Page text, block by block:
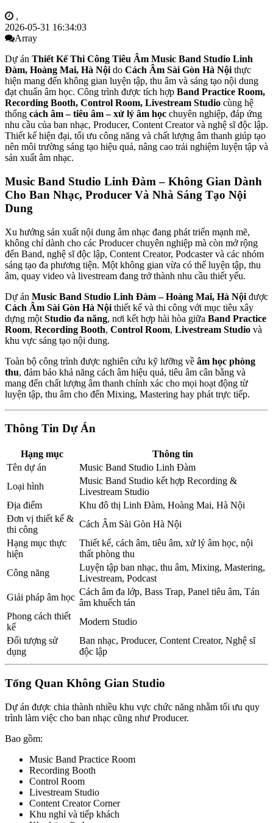
,
2026-05-31 16:34:03
Array
Dự án Thiết Kế Thi Công Tiêu Âm Music Band Studio Linh
Đàm, Hoàng Mai, Hà Nội do Cách Âm Sài Gòn Hà Nội thực
hiện mang đến không gian luyện tập, thu âm và sáng tạo nội dung
đạt chuẩn âm học. Công trình được tích hợp Band Practice Room,
Recording Booth, Control Room, Livestream Studio cùng hệ
thống cách âm – tiêu âm – xử lý âm học chuyên nghiệp, đáp ứng
nhu cầu của ban nhạc, Producer, Content Creator và nghệ sĩ độc lập.
Thiết kế hiện đại, tối ưu công năng và chất lượng âm thanh giúp tạo
nên môi trường sáng tạo hiệu quả, nâng cao trải nghiệm luyện tập và
sản xuất âm nhạc.
Music Band Studio Linh Đàm – Không Gian Dành
Cho Ban Nhạc, Producer Và Nhà Sáng Tạo Nội
Dung
Xu hướng sản xuất nội dung âm nhạc đang phát triển mạnh mẽ,
không chỉ dành cho các Producer chuyên nghiệp mà còn mở rộng
đến Band, nghệ sĩ độc lập, Content Creator, Podcaster và các nhóm
sáng tạo đa phương tiện. Một không gian vừa có thể luyện tập, thu
âm, quay video và livestream đang trở thành nhu cầu thiết yếu.
Dự án Music Band Studio Linh Đàm – Hoàng Mai, Hà Nội được
Cách Âm Sài Gòn Hà Nội thiết kế và thi công với mục tiêu xây
dựng một Studio đa năng, nơi kết hợp hài hòa giữa Band Practice
Room, Recording Booth, Control Room, Livestream Studio và
khu vực sáng tạo nội dung.
Toàn bộ công trình được nghiên cứu kỹ lưỡng về âm học phòng
thu, đảm bảo khả năng cách âm hiệu quả, tiêu âm cân bằng và
mang đến chất lượng âm thanh chính xác cho mọi hoạt động từ
luyện tập, thu âm cho đến Mixing, Mastering hay phát trực tiếp.
Thông Tin Dự Án
Hạng mục
Thông tin
Tên dự án
Music Band Studio Linh Đàm
Loại hình
Music Band Studio kết hợp Recording &
Livestream Studio
Địa điểm
Khu đô thị Linh Đàm, Hoàng Mai, Hà Nội
Đơn vị thiết kế &
thi công
Cách Âm Sài Gòn Hà Nội
Hạng mục thực
hiện
Thiết kế, cách âm, tiêu âm, xử lý âm học, nội
thất phòng thu
Công năng
Luyện tập ban nhạc, thu âm, Mixing, Mastering,
Livestream, Podcast
Giải pháp âm học
Cách âm đa lớp, Bass Trap, Panel tiêu âm, Tán
âm khuếch tán
Phong cách thiết
kế
Modern Studio
Đối tượng sử
dụng
Ban nhạc, Producer, Content Creator, Nghệ sĩ
độc lập
Tổng Quan Không Gian Studio
Dự án được chia thành nhiều khu vực chức năng nhằm tối ưu quy
trình làm việc cho ban nhạc cũng như Producer.
Bao gồm:
Music Band Practice Room
Recording Booth
Control Room
Livestream Studio
Content Creator Corner
Khu nghỉ và tiếp khách